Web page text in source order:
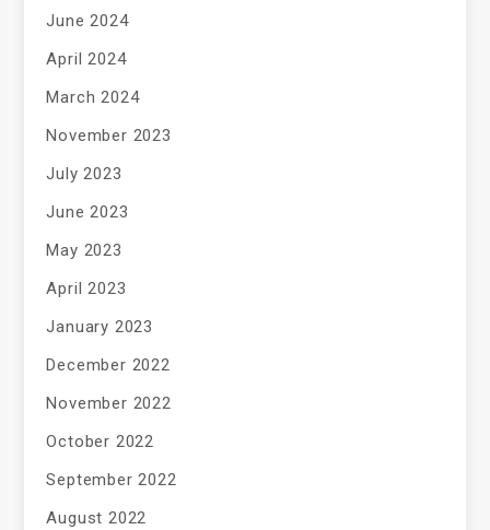
June 2024
April 2024
March 2024
November 2023
July 2023
June 2023
May 2023
April 2023
January 2023
December 2022
November 2022
October 2022
September 2022
August 2022